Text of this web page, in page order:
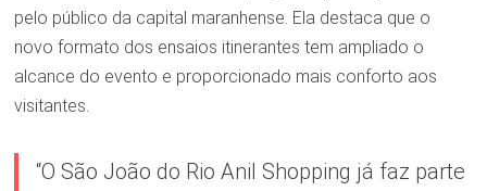
pelo público da capital maranhense. Ela destaca que o
novo formato dos ensaios itinerantes tem ampliado o
alcance do evento e proporcionado mais conforto aos
visitantes.
“O São João do Rio Anil Shopping já faz parte